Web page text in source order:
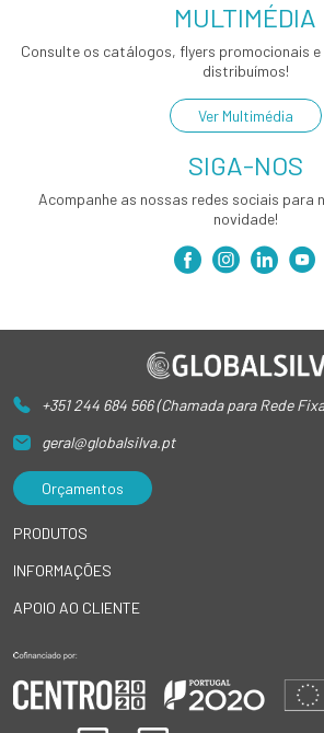
MULTIMÉDIA
Consulte os catálogos, flyers promocionais
distribuímos!
Ver Multimédia
SIGA-NOS
Acompanhe as nossas redes sociais para
novidade!
+351 244 684 566 (Chamada para Rede
geral@globalsilva.pt
Orçamentos
PRODUTOS
INFORMAÇÕES
APOIO AO CLIENTE